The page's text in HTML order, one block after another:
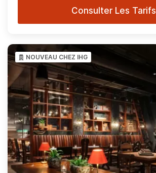
Consulter Les Tarifs
NOUVEAU CHEZ IHG